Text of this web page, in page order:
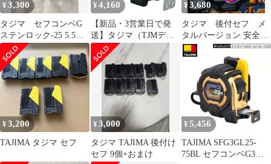
¥3,300
タジマ セフコンベG
ステンロック-25 5.5m
SFGSL25-55 新品
¥ 4,160
【新品・3営業日で発
送】タジマ（TJMデザ
イン） セフコンベＧ
ロックマグ爪
SFGLM25-75BL
3350703
¥3,680
タジマ 後付セフ メ
タルバージョン 安全キ
ャッチ付 1.0kg
¥3,200
TAJIMA タジマ セフ
¥3,000
タジマ TAJIMA 後付け
セフ 9個+おまけ
¥ 5,456
TAJIMA SFG3GL25-
75BL セフコンベG3ゴ